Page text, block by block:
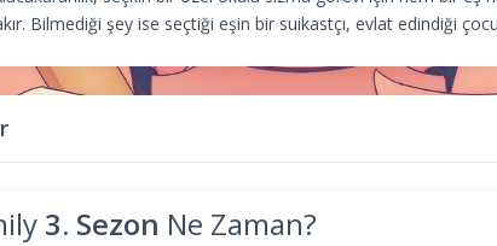
Bilmediği şey ise seçtiği eşin bir suikastçı, evlat edindiği
3. Sezon Ne Zaman?